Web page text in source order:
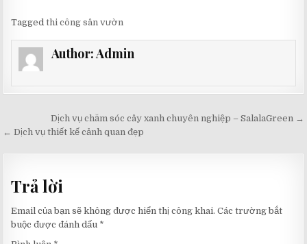
Taggedthi công sân vườn
Author:Admin
hướng
bài
viết
Dịch vụ chăm sóc cây xanh chuyên nghiệp – SalalaGreen →
← Dịch vụ thiết kế cảnh quan đẹp
Trả lời
Email của bạn sẽ không được hiển thị công khai. Các trường bắt
buộc được đánh dấu *